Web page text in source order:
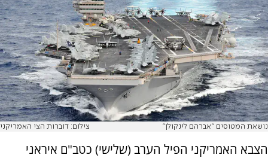
נושאת המטוסים "אברהם לינקולן" צילום: דוברות הצי האמריקני
הצבא האמריקני הפיל הערב (שלישי) כטב"ם איראני